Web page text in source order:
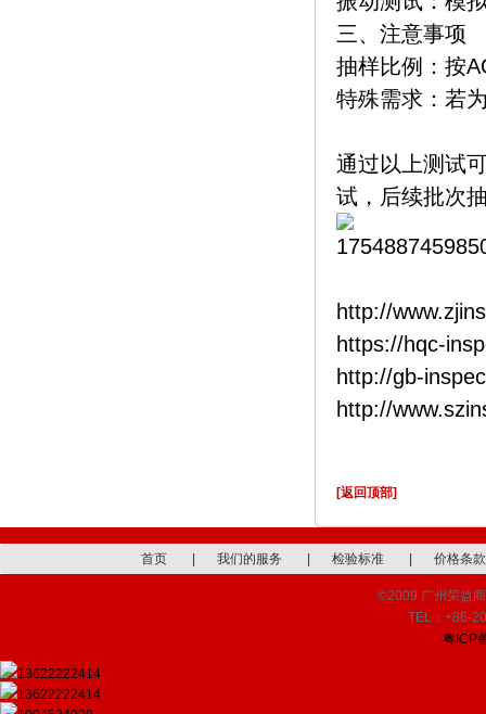
三、注意事项
抽样比例：按
特殊需求：若
通过以上测试
试，后续批次
http://
https://hqc-
http://gb-
http://
[返回顶部]
首页 我们的服务 检验标准 价格条款
©2009 广州荣益
TEL：+86-
粤ICP
13622222414
13622222414